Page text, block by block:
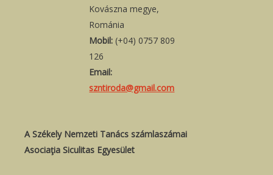
Kovászna megye,
Románia
Mobil: (+04) 0757 809
126
Email:
szntiroda@gmail.com
A Székely Nemzeti Tanács számlaszámai
Asociaţia Siculitas Egyesület